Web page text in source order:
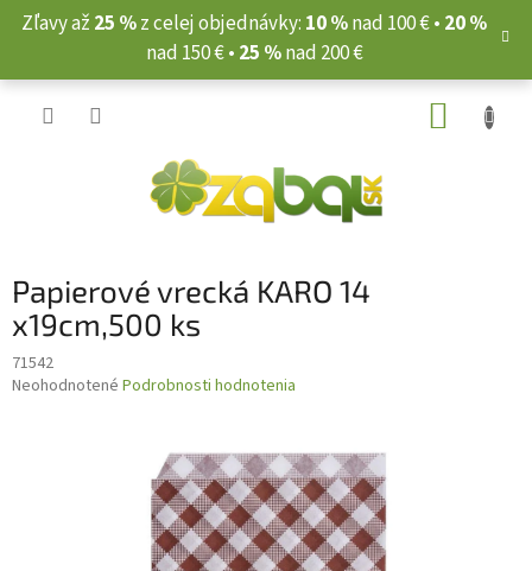
Prejsť
Zľavy až 25 %z celej objednávky: 10 %nad 100 € • 20 %
nad 150 € • 25 %nad 200 €
Papierové vrecká KARO 14
x19cm,500 ks
71542
Priemerné
Neohodnotené Podrobnosti hodnotenia